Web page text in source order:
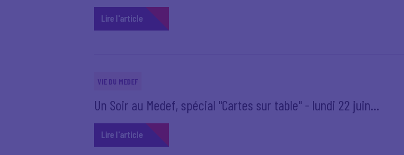
Lire l'article
VIE DU MEDEF
Un Soir au Medef, spécial "Cartes sur table" - lundi 22 juin...
Lire l'article